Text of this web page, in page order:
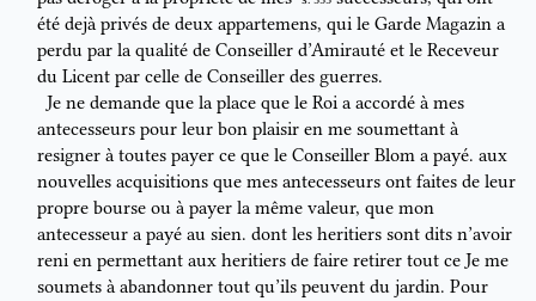
été dejà privés de deux appartemens, qui le Garde Magazin a
perdu par la qualité de Conseiller d’Amirauté et le Receveur
du Licent par celle de Conseiller des guerres.
Je ne demande que la place que le Roi a accordé à mes
antecesseurs pour leur bon plaisir en me soumettant à
resigner à toutes payer ce que le Conseiller Blom a payé. aux
nouvelles acquisitions que mes antecesseurs ont faites de leur
propre bourse ou à payer la même valeur, que mon
antecesseur a payé au sien. dont les heritiers sont dits n’avoir
reni en permettant aux heritiers de faire retirer tout ce Je me
soumets à abandonner tout qu’ils peuvent du jardin. Pour